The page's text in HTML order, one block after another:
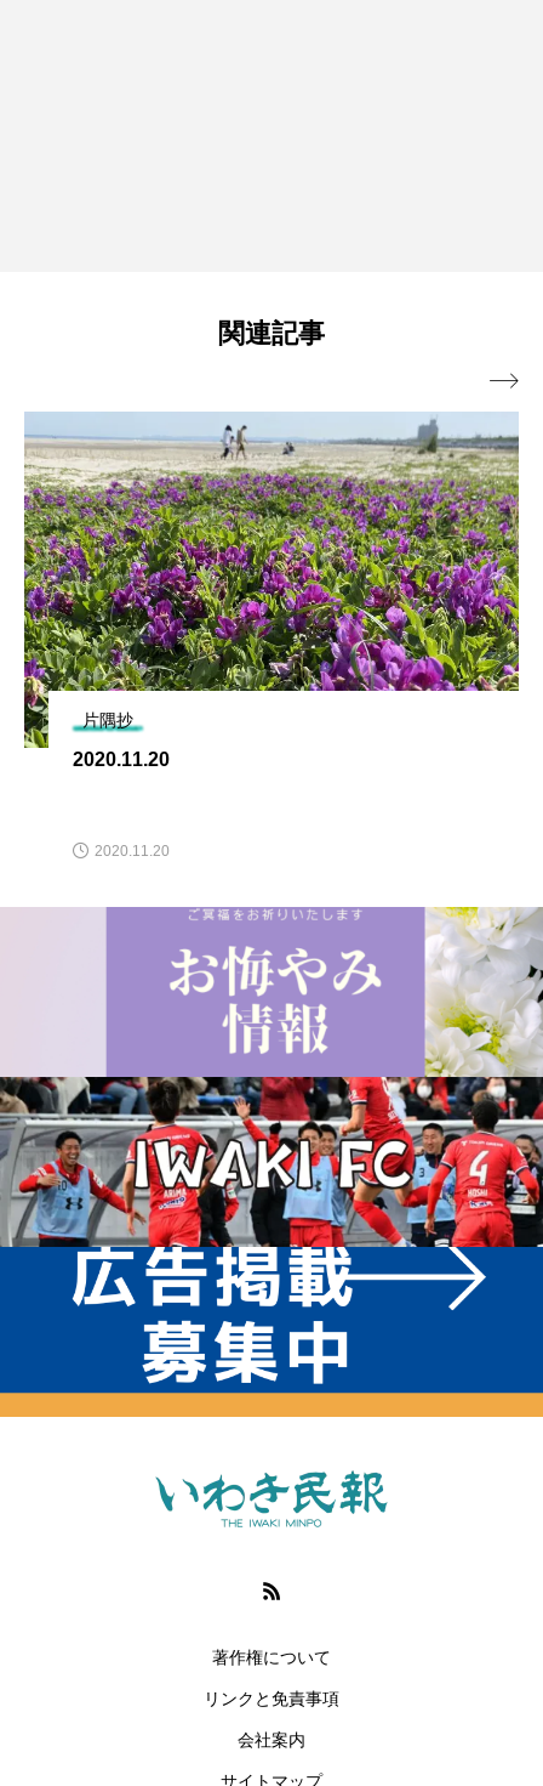
関連記事
片隅抄
2020.11.20
2020.11.20

著作権について
リンクと免責事項
会社案内
サイトマップ